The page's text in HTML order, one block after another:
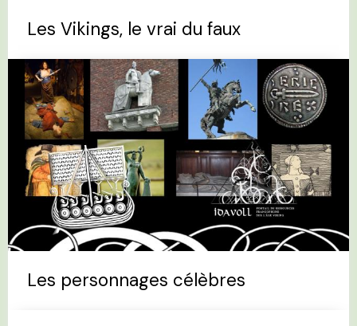
Les Vikings, le vrai du faux
Les personnages célèbres